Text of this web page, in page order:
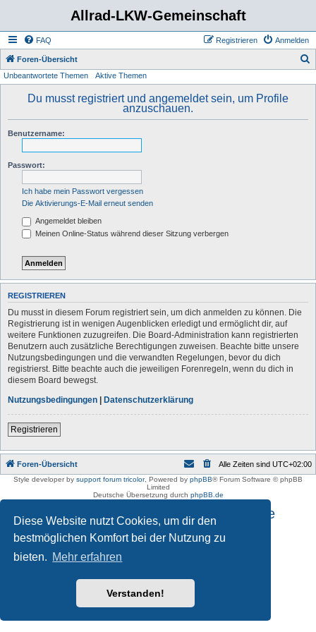
Diese Website nutzt Cookies, um dir den
bestmöglichen Komfort bei der Nutzung zu
bieten. Mehr erfahren
Verstanden!
Allrad-LKW-Gemeinschaft
FAQ Anmelden
Registrieren
Foren-Übersicht
Unbeantwortete Themen Aktive Themen
Du musst registriert und angemeldet sein, um Profile
anzuschauen.
Benutzername:
Passwort:
Ich habe mein Passwort vergessen
Die Aktivierungs-E-Mail erneut senden
Angemeldet bleiben
Meinen Online-Status während dieser Sitzung verbergen
REGISTRIEREN
Du musst in diesem Forum registriert sein, um dich anmelden zu können. Die
Registrierung ist in wenigen Augenblicken erledigt und ermöglicht dir, auf
weitere Funktionen zuzugreifen. Die Board-Administration kann registrierten
Benutzern auch zusätzliche Berechtigungen zuweisen. Beachte bitte unsere
Nutzungsbedingungen und die verwandten Regelungen, bevor du dich
registrierst. Bitte beachte auch die jeweiligen Forenregeln, wenn du dich in
diesem Board bewegst.
Nutzungsbedingungen | Datenschutzerklärung
Registrieren
Foren-Übersicht Alle Zeiten sind UTC+02:00
Style developer by support forum tricolor, Powered by phpBB® Forum Software © phpBB
Limited
Deutsche Übersetzung durch phpBB.de
Impressum und Datenschutzhinweise